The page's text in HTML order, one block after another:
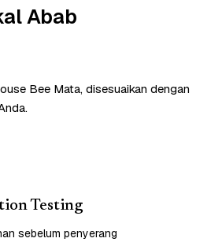
Abab
Bee Mata, disesuaikan dengan
Testing
sebelum penyerang